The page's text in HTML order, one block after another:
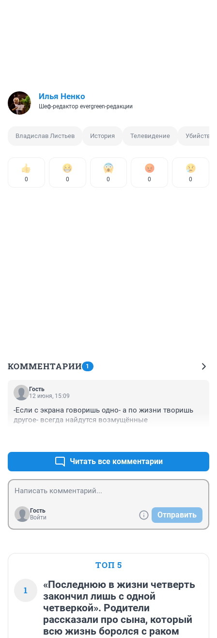
Илья Ненко
Шеф-редактор evergreen-редакции
Владислав Листьев История Телевидение Убийство
0 0 0 0 0
КОММЕНТАРИИ 1
Гость
12 июня, 15:09
-Если с экрана говоришь одно- а по жизни творишь
другое- всегда найдутся возмущённые
Читать все комментарии
Гость
Войти
Отправить
ТОП 5
1
«Последнюю в жизни четверть
закончил лишь с одной
четверкой». Родители
рассказали про сына, который
всю жизнь боролся с раком